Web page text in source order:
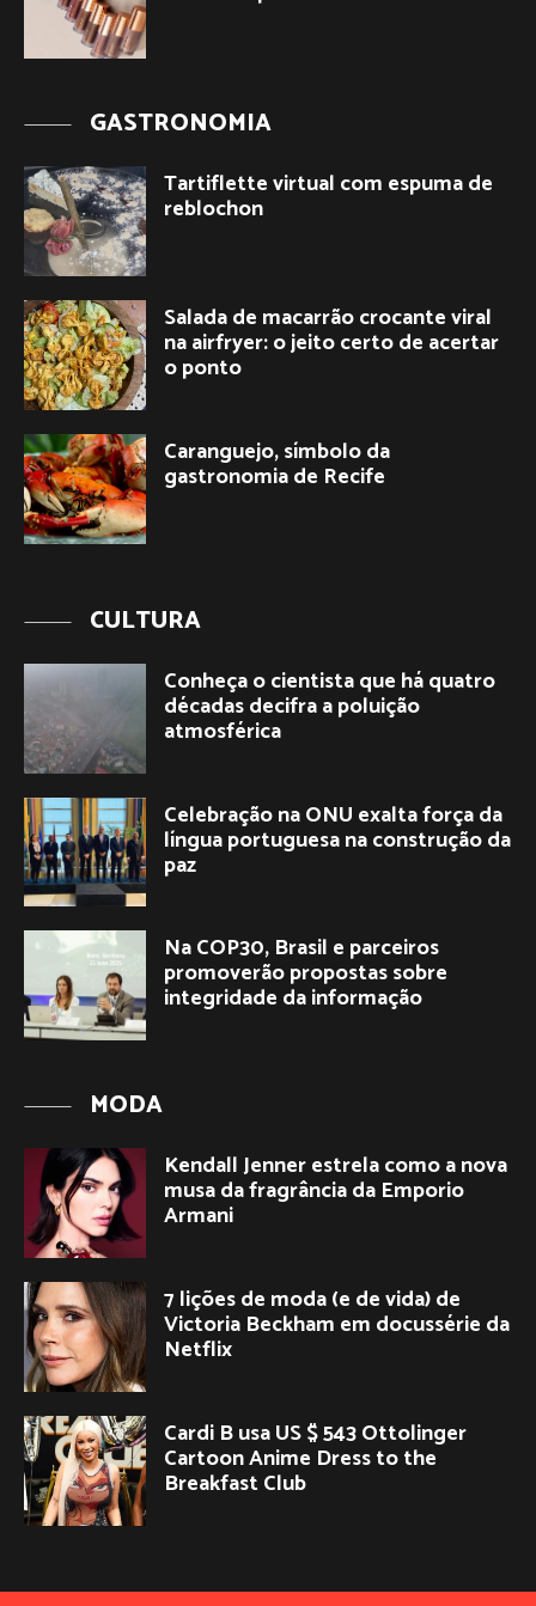
GASTRONOMIA
Tartiflette virtual com espuma de
reblochon
Salada de macarrão crocante viral
na airfryer: o jeito certo de acertar
o ponto
Caranguejo, símbolo da
gastronomia de Recife
CULTURA
Conheça o cientista que há quatro
décadas decifra a poluição
atmosférica
Celebração na ONU exalta força da
língua portuguesa na construção da
paz
Na COP30, Brasil e parceiros
promoverão propostas sobre
integridade da informação
MODA
Kendall Jenner estrela como a nova
musa da fragrância da Emporio
Armani
7 lições de moda (e de vida) de
Victoria Beckham em docussérie da
Netflix
Cardi B usa US $ 543 Ottolinger
Cartoon Anime Dress to the
Breakfast Club